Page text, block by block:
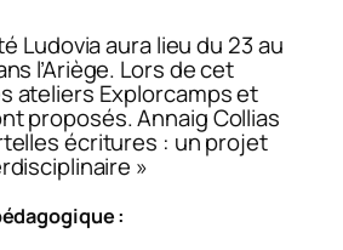
Ludovia aura lieu du 23 au
l’Ariège. Lors de cet
ateliers Explorcamps et
proposés. Annaig Collias
écritures : un projet
»
: